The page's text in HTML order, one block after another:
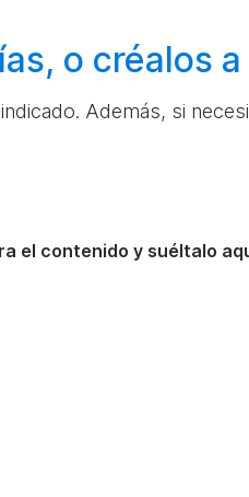
o créalos
Además, si
el contenido y suéltalo